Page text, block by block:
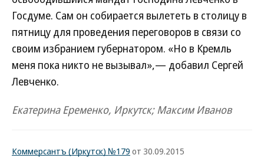
Госдуме. Сам он собирается вылететь в столицу в
пятницу для проведения переговоров в связи со
своим избранием губернатором. «Но в Кремль
меня пока никто не вызывал»,— добавил Сергей
Левченко.
Екатерина Еременко, Иркутск; Максим Иванов
Коммерсантъ (Иркутск) №179 от 30.09.2015